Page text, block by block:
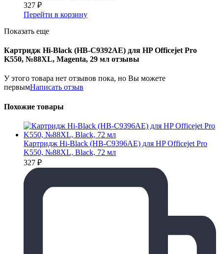
327 ₽
Перейти в корзину
Показать еще
Картридж Hi-Black (HB-C9392AE) для HP Officejet Pro
K550, №88XL, Magenta, 29 мл отзывы
У этого товара нет отзывов пока, но Вы можете
первымНаписать отзыв
Похожие товары
Картридж Hi-Black (HB-C9396AE) для HP Officejet Pro
K550, №88XL, Black, 72 мл
327 ₽